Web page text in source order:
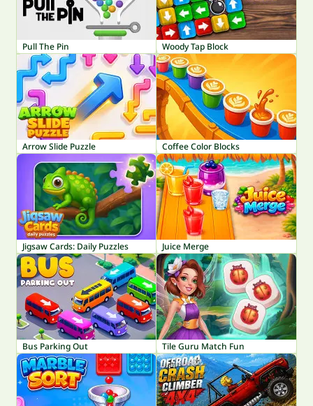
Pull The Pin Woody Tap Block
Arrow Slide Puzzle Coffee Color Blocks
Jigsaw Cards: Daily Puzzles Juice Merge
Bus Parking Out Tile Guru Match Fun